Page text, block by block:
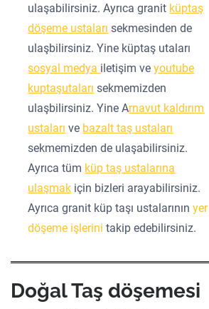
ulaşabilirsiniz. Ayrıca granit küptaş
döşeme ustaları sekmesinden de
ulaşbilirsiniz. Yine küptaş utaları
sosyal medya iletişim veyoutube
kuptaşutaları sekmemizden
ulaşbilirsiniz. Yine Arnavut kaldırım
ustaları ve bazalt taş ustaları
sekmemizden de ulaşabilirsiniz.
Ayrıca tüm küp taş ustalarına
ulaşmak için bizleri arayabilirsiniz.
Ayrıca granit küp taşı ustalarının yer
döşeme işlerini takip edebilirsiniz.
Doğal Taş döşemesi